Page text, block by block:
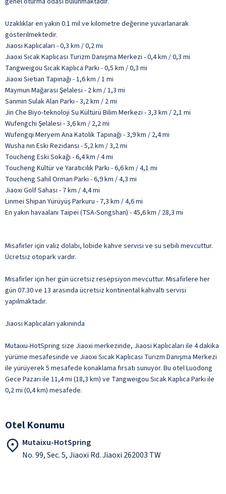
Uzaklıklar en yakın 0.1 mil ve kilometre değerine yuvarlanarak
gösterilmektedir.
Jiaosi Kaplıcaları - 0,3 km / 0,2 mi
Jiaoxi Sıcak Kaplıcası Turizm Danışma Merkezi - 0,4 km / 0,3 mi
Tangweigou Sıcak Kaplıca Parkı - 0,5 km / 0,3 mi
Jiaoxi Sietian Tapınağı - 1,6 km / 1 mi
Maymun Mağarası Şelalesi - 2 km / 1,3 mi
Sanmin Sulak Alan Parkı - 3,2 km / 2 mi
Jin Che Biyo-teknoloji Su Kültürü Bilim Merkezi - 3,3 km / 2,1 mi
Wufengchi Şelalesi - 3,6 km / 2,2 mi
Wufengqi Meryem Ana Katolik Tapınağı - 3,9 km / 2,4 mi
Wusha nın Eski Rezidansı - 5,2 km / 3,2 mi
Toucheng Eski Sokağı - 6,4 km / 4 mi
Toucheng Kültür ve Yaratıcılık Parkı - 6,6 km / 4,1 mi
Toucheng Sahil Orman Parkı - 6,9 km / 4,3 mi
Jiaoxi Golf Sahası - 7 km / 4,4 mi
Linmei Shipan Yürüyüş Parkuru - 7,3 km / 4,6 mi
En yakın havaalanı Taipei (TSA-Songshan) - 45,6 km / 28,3 mi
Misafirler için valiz dolabı, lobide kahve servisi ve su sebili mevcuttur.
Ücretsiz otopark vardır.
Misafirler için her gün ücretsiz resepsiyon mevcuttur. Misafirlere her
gün 07.30 ve 13 arasında ücretsiz kontinental kahvaltı servisi
yapılmaktadır.
Jiaosi Kaplıcaları yakınında
Mutaixu-HotSpring size Jiaoxi merkezinde, Jiaosi Kaplıcaları ile 4 dakika
yürüme mesafesinde ve Jiaoxi Sıcak Kaplıcası Turizm Danışma Merkezi
ile yürüyerek 5 mesafede konaklama fırsatı sunuyor. Bu otel Luodong
Gece Pazarı ile 11,4 mi (18,3 km) ve Tangweigou Sıcak Kaplıca Parkı ile
0,2 mi (0,4 km) mesafede.
Otel Konumu
Mutaixu-HotSpring
No. 99, Sec. 5, Jiaoxi Rd. Jiaoxi 262003 TW